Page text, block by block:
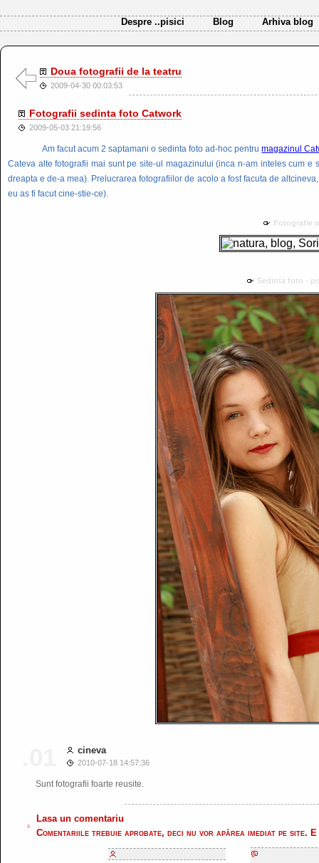
Despre ..pisici Blog Arhiva blog
Doua fotografii de la teatru
2009-04-30 00:03:53
Fotografii sedinta foto Catwork
2009-05-03 21:19:56
Am facut acum 2 saptamani o sedinta foto ad-hoc pentrumagazinul
Cateva alte fotografii mai sunt pe site-ul magazinului (inca n-am inteles cum
dreapta e de-a mea). Prelucrarea fotografiilor de acolo a fost facuta de
eu as fi facut cine-stie-ce).
Fotografie
Sedinta foto -
cineva
2010-07-18 14:57:36
Sunt fotografii foarte reusite.
Lasa un comentariu
Comentariile trebuie aprobate, deci nu vor apărea imediat pe site.